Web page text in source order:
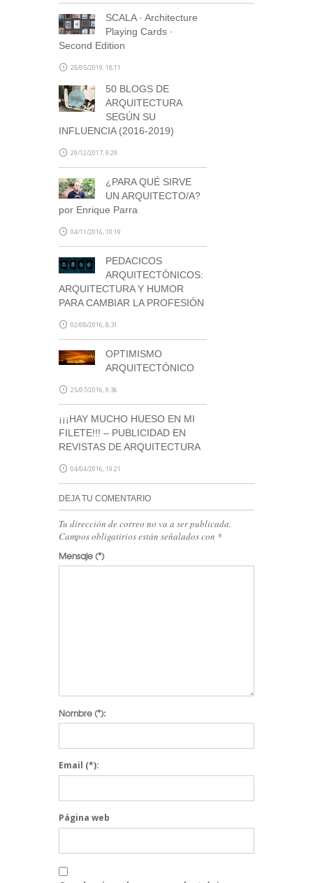
SCALA · Architecture
Playing Cards ·
Second Edition
28/05/2019, 18:11
50 BLOGS DE
ARQUITECTURA
SEGÚN SU
INFLUENCIA (2016-2019)
29/12/2017, 9:29
¿PARA QUÉ SIRVE
UN ARQUITECTO/A?
por Enrique Parra
04/11/2016, 10:19
PEDACICOS
ARQUITECTÓNICOS:
ARQUITECTURA Y HUMOR
PARA CAMBIAR LA PROFESIÓN
02/08/2016, 8:31
OPTIMISMO
ARQUITECTÓNICO
25/07/2016, 9:36
¡¡¡HAY MUCHO HUESO EN MI
FILETE!!! – PUBLICIDAD EN
REVISTAS DE ARQUITECTURA
04/04/2016, 19:21
DEJA TU COMENTARIO
Tu dirección de correo no va a ser publicada.
Campos obligatirios están señalados con *
Mensaje(*)
Nombre(*):
Email (*):
Página web